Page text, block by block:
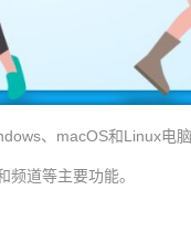
、macOS和Linux电
频道等主要功能。